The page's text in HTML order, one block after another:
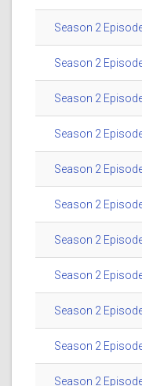
Season 2
Season 2
Season 2
Season 2
Season 2
Season 2
Season 2
Season 2
Season 2
Season 2
Season 2